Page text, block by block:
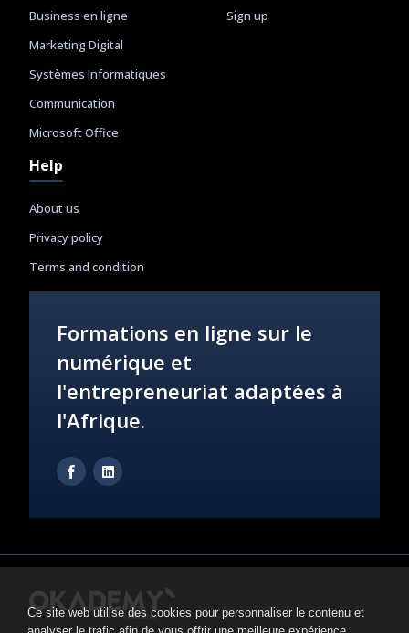
Ce site web utilise des cookies pour personnaliser le contenu et
Business en ligne
Marketing Digital
Systèmes Informatiques
Communication
Microsoft Office
Sign up
Help
About us
Privacy policy
Terms and condition
Formations en ligne sur le
numérique et
l'entrepreneuriat adaptées à
l'Afrique.